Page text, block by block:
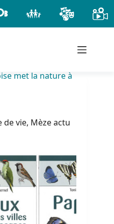
met la nature à
de vie, Mèze actu